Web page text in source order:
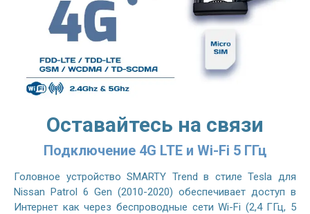
Оставайтесь на связи
Подключение 4G LTE и Wi-Fi 5 ГГц
Головное устройство SMARTY Trend в стиле Tesla для
Nissan Patrol 6 Gen (2010-2020) обеспечивает доступ в
Интернет как через беспроводные сети Wi-Fi (2,4 ГГц, 5